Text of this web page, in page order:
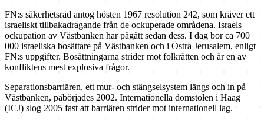
FN:s säkerhetsråd antog hösten 1967 resolution 242, som kräver ett
israeliskt tillbakadragande från de ockuperade områdena. Israels
ockupation av Västbanken har pågått sedan dess. I dag bor ca 700
000 israeliska bosättare på Västbanken och i Östra Jerusalem, enligt
FN:s uppgifter. Bosättningarna strider mot folkrätten och är en av
konfliktens mest explosiva frågor.
Separationsbarriären, ett mur- och stängselsystem längs och in på
Västbanken, påbörjades 2002. Internationella domstolen i Haag
(ICJ) slog 2005 fast att barriären strider mot internationell lag.